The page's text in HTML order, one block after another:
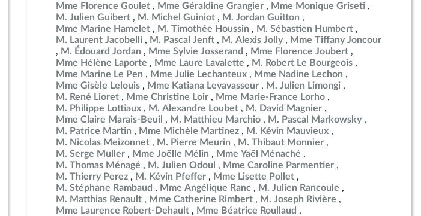
Mme Florence Goulet
Mme Géraldine Grangier
Mme Monique Griseti
M. Julien Guibert
M. Michel Guiniot
M. Jordan Guitton
Mme Marine Hamelet
M. Timothée Houssin
M. Sébastien Humbert
M. Laurent Jacobelli
M. Pascal Jenft M. Alexis Jolly
Mme Tiffany Joncour
M. Édouard Jordan
Mme Sylvie Josserand
Mme Florence Joubert
Mme Hélène Laporte
Mme Laure Lavalette
M. Robert Le Bourgeois
Mme Marine Le Pen
Mme Julie Lechanteux
Mme Nadine Lechon
Mme Gisèle Lelouis
Mme Katiana Levavasseur
M. Julien Limongi
M. René Lioret
Mme Christine Loir
Mme Marie-France Lorho
M. Philippe Lottiaux
M. Alexandre Loubet
M. David Magnier
Mme Claire Marais-Beuil
M. Matthieu Marchio
M. Pascal Markowsky
M. Patrice Martin
Mme Michèle Martinez
M. Kévin Mauvieux
M. Nicolas Meizonnet
M. Pierre Meurin
M. Thibaut Monnier
M. Serge Muller
Mme Joëlle Mélin
Mme Yaël Ménaché
M. Thomas Ménagé
M. Julien Odoul
Mme Caroline Parmentier
M. Thierry Perez
M. Kévin Pfeffer
Mme Lisette Pollet
M. Stéphane Rambaud
Mme Angélique Ranc
M. Julien Rancoule
M. Matthias Renault
Mme Catherine Rimbert
M. Joseph Rivière
Mme Laurence Robert-Dehault
Mme Béatrice Roullaud